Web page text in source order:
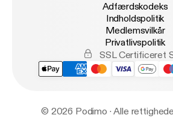
Adfærdskodeks
Indholdspolitik
Medlemsvilkår
Privatlivspolitik
SSL Certificeret
© 2026 Podimo · Alle